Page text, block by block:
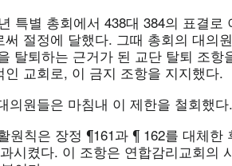
특별 총회에서 438대 384의 표결
써 절정에 달했다. 그때 총회의 대의
탈퇴하는 근거가 된 교단 탈퇴 조
인 교회로, 이 금지 조항을 지지했다.
의원들은 마침내 이 제한을 철회했다.
원칙은 장정 ¶161과 ¶ 162를 대체
시켰다. 이 조항은 연합감리교회의